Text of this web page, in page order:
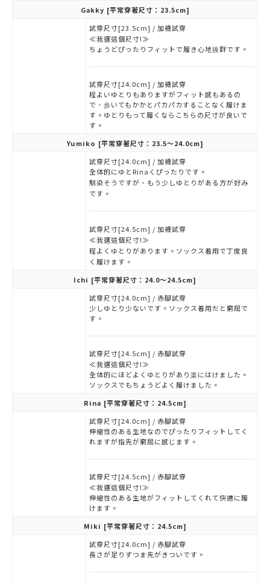
Gakky [平常穿著尺寸：23.5cm]
試穿尺寸[23.5cm] / 加襪試穿
≪我選這個尺寸!≫
ちょうどぴったりフィットで履き心地抜群です。
試穿尺寸[24.0cm] / 加襪試穿
程よいゆとりもありますがフィット感もあるの
で、歩いてもかかとパカパカすることなく履けま
す。ゆとりもって履くならこちらの尺寸が良いで
す。
Yumiko [平常穿著尺寸：23.5～24.0cm]
試穿尺寸[24.0cm] / 加襪試穿
全体的にゆとRinaくぴったりです。
馴染そうですが、もう少しゆとりがある方が好み
です。
試穿尺寸[24.5cm] / 加襪試穿
≪我選這個尺寸!≫
程よくゆとりがあります。ソックス着用で丁度良
く履けます。
Ichi [平常穿著尺寸：24.0～24.5cm]
試穿尺寸[24.0cm] / 赤腳試穿
少しゆとり少ないです。ソックス着用だと窮屈で
す。
試穿尺寸[24.5cm] / 赤腳試穿
≪我選這個尺寸!≫
全体的にほどよくゆとりがあり楽にはけました。
ソックスでもちょうどよく履けました。
Rina [平常穿著尺寸：24.5cm]
試穿尺寸[24.0cm] / 赤腳試穿
伸縮性のある生地なのでぴったりフィットしてく
れますが指先が窮屈に感じます。
試穿尺寸[24.5cm] / 赤腳試穿
≪我選這個尺寸!≫
伸縮性のある生地がフィットしてくれて快適に履
けます。
Miki [平常穿著尺寸：24.5cm]
試穿尺寸[24.0cm] / 赤腳試穿
長さが足りずつま先がきついです。